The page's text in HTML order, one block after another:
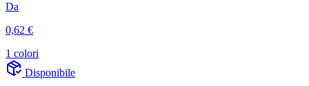
Da
0,62 €
1 colori
Disponibile